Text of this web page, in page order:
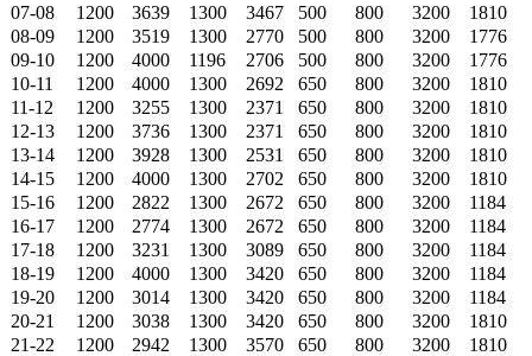
07-08
1200 3639 1300 3467 500 800 3200
1810
08-09
1200 3519 1300 2770 500 800 3200
1776
09-10
1200 4000 1196 2706 500 800 3200
1776
10-11
1200 4000 1300 2692 650 800 3200
1810
11-12
1200 3255 1300 2371 650 800 3200
1810
12-13
1200 3736 1300 2371 650 800 3200
1810
13-14
1200 3928 1300 2531 650 800 3200
1810
14-15
1200 4000 1300 2702 650 800 3200
1810
15-16
1200 2822 1300 2672 650 800 3200
1184
16-17
1200 2774 1300 2672 650 800 3200
1184
17-18
1200 3231 1300 3089 650 800 3200
1184
18-19
1200 4000 1300 3420 650 800 3200
1184
19-20
1200 3014 1300 3420 650 800 3200
1184
20-21
1200 3038 1300 3420 650 800 3200
1810
21-22
1200 2942 1300 3570 650 800 3200 1810